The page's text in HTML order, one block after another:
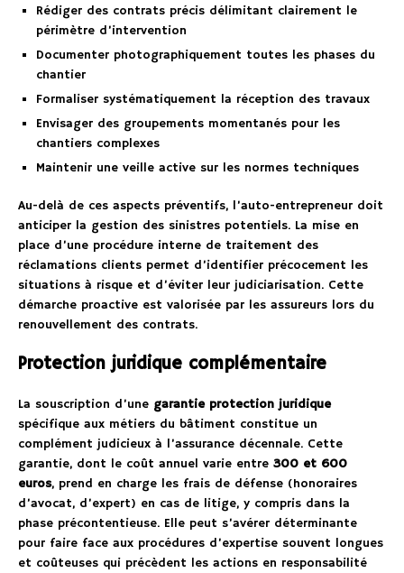
Rédiger des contrats précis délimitant clairement le
périmètre d’intervention
Documenter photographiquement toutes les phases du
chantier
Formaliser systématiquement la réception des travaux
Envisager des groupements momentanés pour les
chantiers complexes
Maintenir une veille active sur les normes techniques
Au-delà de ces aspects préventifs, l’auto-entrepreneur doit
anticiper la gestion des sinistres potentiels. La mise en
place d’une procédure interne de traitement des
réclamations clients permet d’identifier précocement les
situations à risque et d’éviter leur judiciarisation. Cette
démarche proactive est valorisée par les assureurs lors du
renouvellement des contrats.
Protection juridique complémentaire
La souscription d’une garantie protection juridique
spécifique aux métiers du bâtiment constitue un
complément judicieux à l’assurance décennale. Cette
garantie, dont le coût annuel varie entre 300 et 600
euros, prend en charge les frais de défense (honoraires
d’avocat, d’expert) en cas de litige, y compris dans la
phase précontentieuse. Elle peut s’avérer déterminante
pour faire face aux procédures d’expertise souvent longues
et coûteuses qui précèdent les actions en responsabilité